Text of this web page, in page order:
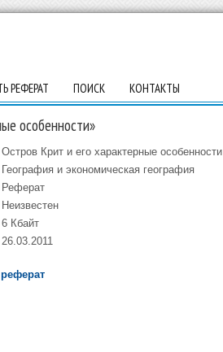
РЕФЕРАТ ПОИСК КОНТАКТЫ
особенности»
Остров Крит и его характерные особенности
География и экономическая география
Реферат
Неизвестен
6 Кбайт
26.03.2011